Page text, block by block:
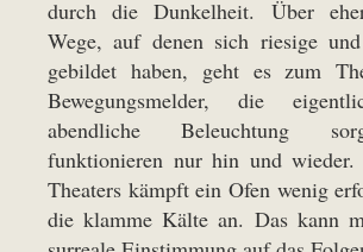
durch die Dunkelheit. Über
Wege, auf denen sich riesige
gebildet haben, geht es zum
Bewegungsmelder, die
abendliche Beleuchtung
funktionieren nur hin und
Theaters kämpft ein Ofen wenig
die klamme Kälte an. Das kann